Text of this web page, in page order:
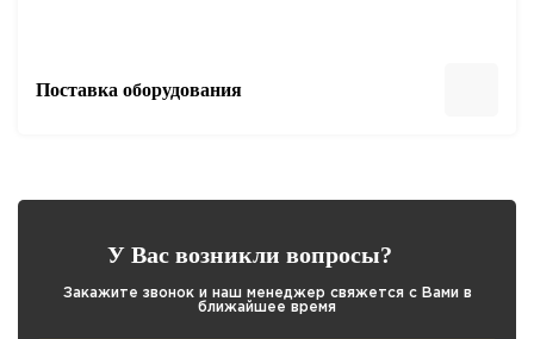
Поставка оборудования
У Вас возникли вопросы?
Закажите звонок и наш менеджер свяжется с Вами в
ближайшее время